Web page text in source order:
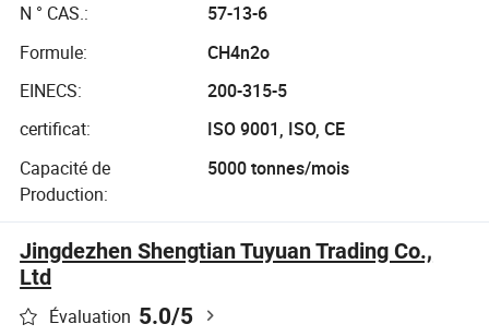
N ° CAS.:
57-13-6
Formule:
CH4n2o
EINECS:
200-315-5
certificat:
ISO 9001, ISO, CE
Capacité de
Production:
5000 tonnes/mois
Jingdezhen Shengtian Tuyuan Trading Co.,
Ltd
Évaluation 5.0/5